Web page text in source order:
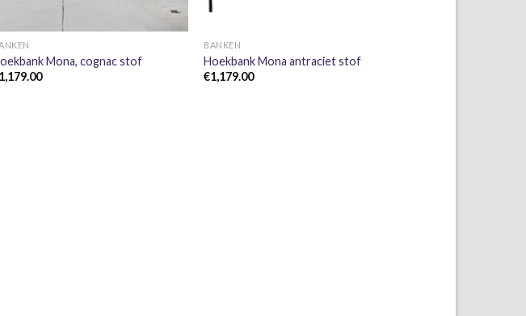
Mona, cognac stof
1,179.00
BANKEN
Hoekbank Mona antraciet stof
€1,179.00